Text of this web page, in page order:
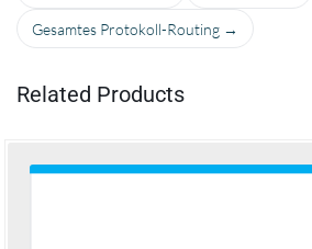
Gesamtes Protokoll-Routing →
Related Products